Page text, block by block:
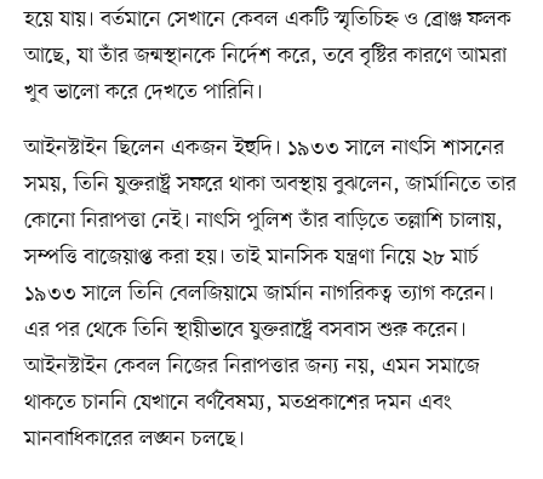
হয়ে যায়। বর্তমানে সেখানে কেবল একটি স্মৃতিচিহ্ন ও ব্রোঞ্জ ফলক
আছে, যা তাঁর জন্মস্থানকে নির্দেশ করে, তবে বৃষ্টির কারণে আমরা
খুব ভালো করে দেখতে পারিনি।
আইনস্টাইন ছিলেন একজন ইহুদি। ১৯৩৩ সালে নাৎসি শাসনের
সময়, তিনি যুক্তরাষ্ট্র সফরে থাকা অবস্থায় বুঝলেন, জার্মানিতে তার
কোনো নিরাপত্তা নেই। নাৎসি পুলিশ তাঁর বাড়িতে তল্লাশি চালায়,
সম্পত্তি বাজেয়াপ্ত করা হয়। তাই মানসিক যন্ত্রণা নিয়ে ২৮ মার্চ
১৯৩৩ সালে তিনি বেলজিয়ামে জার্মান নাগরিকত্ব ত্যাগ করেন।
এর পর থেকে তিনি স্থায়ীভাবে যুক্তরাষ্ট্রে বসবাস শুরু করেন।
আইনস্টাইন কেবল নিজের নিরাপত্তার জন্য নয়, এমন সমাজে
থাকতে চাননি যেখানে বর্ণবৈষম্য, মতপ্রকাশের দমন এবং
মানবাধিকারের লঙ্ঘন চলছে।